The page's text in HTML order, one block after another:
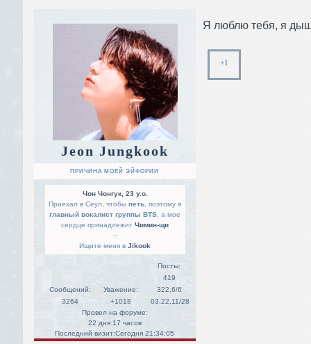
Jeon Jungkook
ПРИЧИНА МОЕЙ ЭЙФОРИИ
Чон Чонгук, 23 y.o.
Приехал в Сеул, чтобы петь , поэтому я
главный вокалист группы BTS , а мое
сердце принадлежит Чимин-щи
--
Ищите меня в Jikook
Сообщений:
3264
Уважение:
+1018
Посты:
419
322,6/6
03.22,11/28
Провел на форуме:
22 дня 17 часов
Последний визит:Сегодня 21:34:05
Я люблю тебя, я
+1